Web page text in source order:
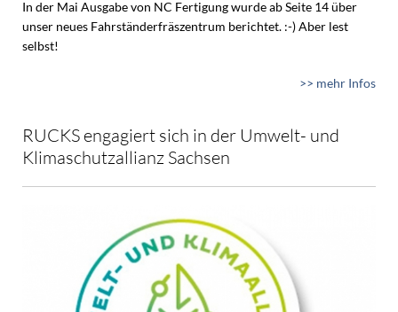
In der Mai Ausgabe von NC Fertigung wurde ab Seite 14 über
unser neues Fahrständerfräszentrum berichtet. :-) Aber lest
selbst!
>> mehr Infos
RUCKS engagiert sich in der Umwelt- und
Klimaschutzallianz Sachsen